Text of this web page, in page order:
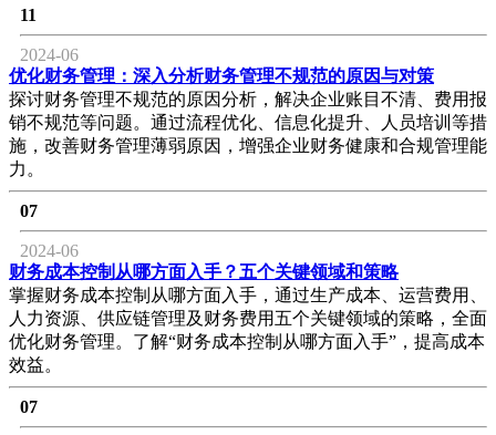
11
2024-06
优化财务管理：深入分析财务管理不规范的原因与对策
探讨财务管理不规范的原因分析，解决企业账目不清、费用报
销不规范等问题。通过流程优化、信息化提升、人员培训等措
施，改善财务管理薄弱原因，增强企业财务健康和合规管理能
力。
07
2024-06
财务成本控制从哪方面入手？五个关键领域和策略
掌握财务成本控制从哪方面入手，通过生产成本、运营费用、
人力资源、供应链管理及财务费用五个关键领域的策略，全面
优化财务管理。了解“财务成本控制从哪方面入手”，提高成本
效益。
07